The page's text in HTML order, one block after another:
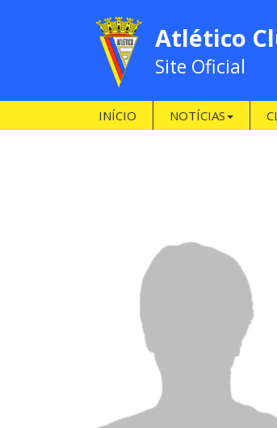
Atlético
Site Oficial
INÍCIO NOTÍCIAS